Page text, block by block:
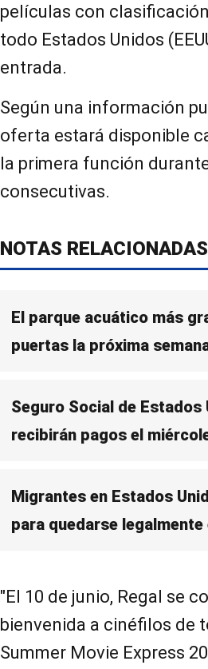
películas con
todo Estados Unidos
entrada.
Según una información
oferta estará disponible
la primera función
consecutivas.
NOTAS RELACIONADAS
El parque acuático más
puertas la próxima
Seguro Social de
recibirán pagos el
Migrantes en Estados
para quedarse legalmente
"El 10 de junio, Regal se
bienvenida a cinéfilos de
Summer Movie Express